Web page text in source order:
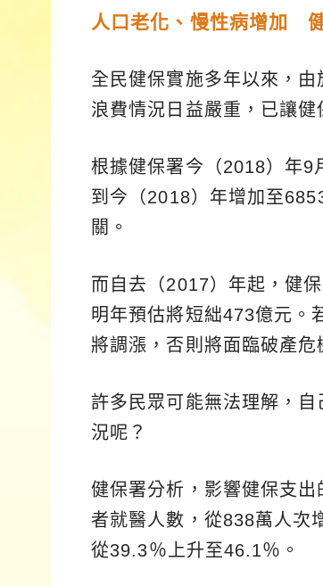
人口老化、慢性病增加
全民健保實施多年以來，
浪費情況日益嚴重，已讓健
根據健保署今（2018）年9
到今（2018）年增加至
關。
而自去（2017）年起，健
明年預估將短絀473億元。
將調漲，否則將面臨破產危
許多民眾可能無法理解，
況呢？
健保署分析，影響健保支
者就醫人數，從838萬人次
從39.3％上升至46.1％。